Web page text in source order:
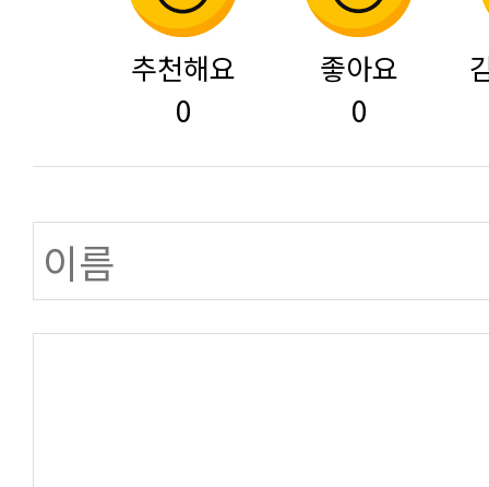
추천해요
0
좋아요
0